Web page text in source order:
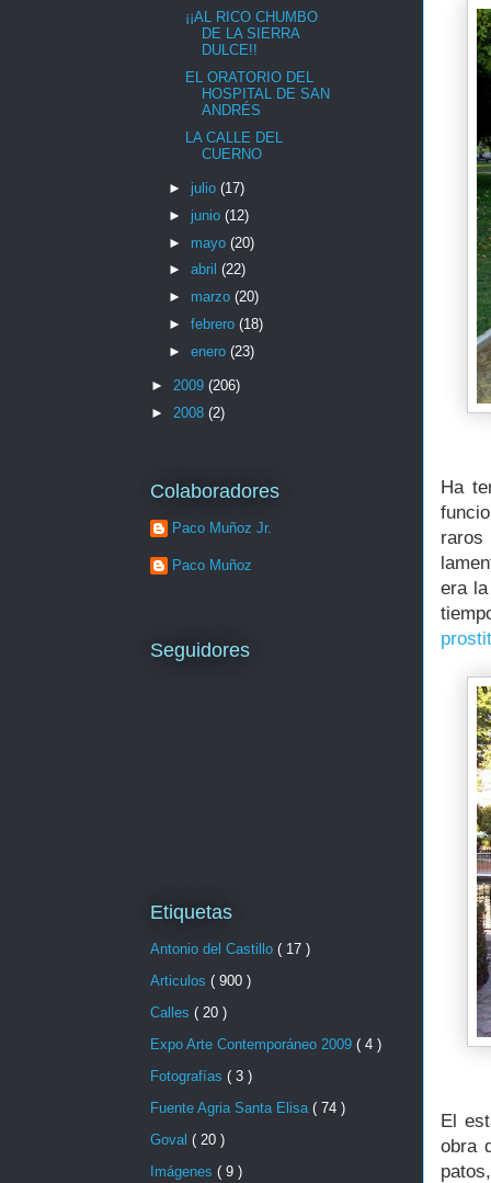
Ha
era
El
obra
¡¡AL RICO CHUMBO
DE LA SIERRA
DULCE!!
EL ORATORIO DEL
HOSPITAL DE SAN
ANDRÉS
LA CALLE DEL
CUERNO
► julio (17)
► junio (12)
► mayo (20)
► abril (22)
► marzo (20)
► febrero (18)
► enero (23)
► 2009 (206)
► 2008 (2)
Colaboradores
Paco Muñoz Jr.
Paco Muñoz
Seguidores
Etiquetas
Antonio del Castillo ( 17 )
Articulos ( 900 )
Calles ( 20 )
Expo Arte Contemporáneo 2009 ( 4 )
Fotografías ( 3 )
Fuente Agria Santa Elisa ( 74 )
Goval ( 20 )
Imágenes ( 9 )